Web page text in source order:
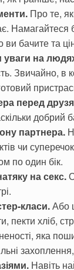
Про те,
Намагайтеся
бачите та
уваги на
Звичайно, в
перед
добрий
партнера.
чи
по один бік.
на секс.
класи.Або
пекти хліб,
яка
Навіть